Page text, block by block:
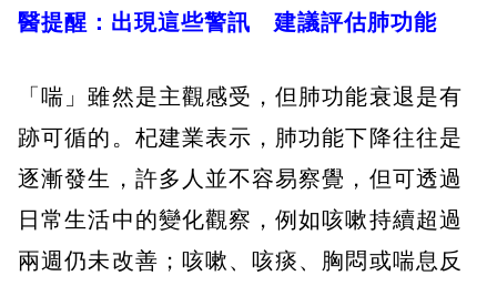
醫提醒：出現這些警訊 建議評估肺功能
「喘」雖然是主觀感受，但肺功能衰退是有
跡可循的。杞建業表示，肺功能下降往往是
逐漸發生，許多人並不容易察覺，但可透過
日常生活中的變化觀察，例如咳嗽持續超過
兩週仍未改善；咳嗽、咳痰、胸悶或喘息反